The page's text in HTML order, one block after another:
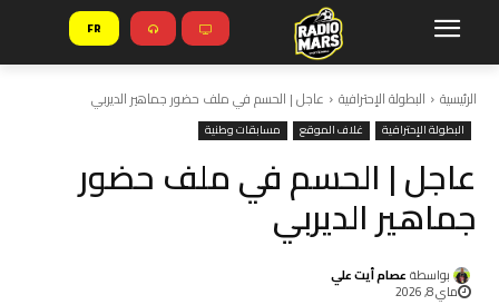
FR
الرئيسية البطولة الإحترافية عاجل | الحسم في ملف حضور جماهير الديربي
البطولة الإحترافية غلاف الموقع مسابقات وطنية
عاجل | الحسم في ملف حضور
جماهير الديربي
بواسطة عصام أيت علي
ماي 8, 2026